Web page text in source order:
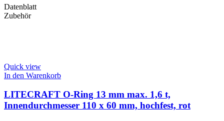
Datenblatt
Zubehör
Quick view
In den Warenkorb
LITECRAFT O-Ring 13 mm max. 1,6 t,
Innendurchmesser 110 x 60 mm, hochfest, rot